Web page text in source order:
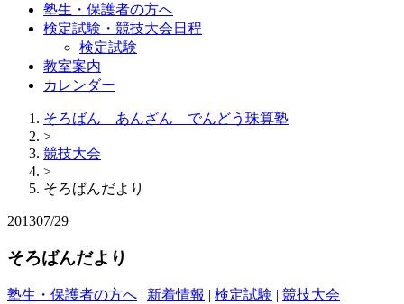
塾生・保護者の方へ
検定試験・競技大会日程
検定試験
教室案内
カレンダー
そろばん あんざん でんどう珠算塾
>
競技大会
>
そろばんだより
201307/29
そろばんだより
塾生・保護者の方へ | 新着情報 | 検定試験 | 競技大会